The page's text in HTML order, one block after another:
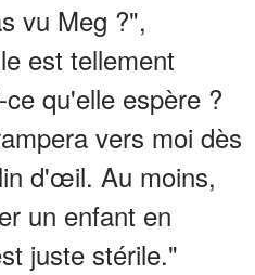
vu Meg ?",
est tellement
qu'elle espère ?
vers moi dès
d'œil. Au moins,
un enfant en
juste stérile."